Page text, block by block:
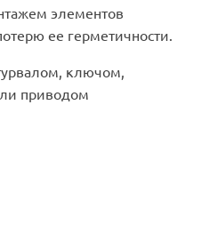
элементов
ее герметичности.
ключом,
приводом